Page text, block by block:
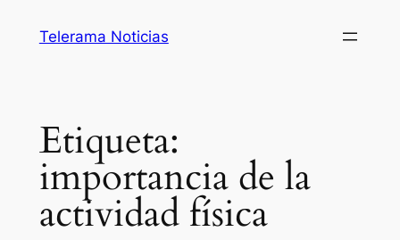
Telerama Noticias
Etiqueta:
importancia de la
actividad física